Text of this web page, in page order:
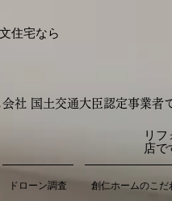
住宅なら
社 国土交通大臣認定事業者
リ
店で
ドローン調査 創仁ホームのこだ